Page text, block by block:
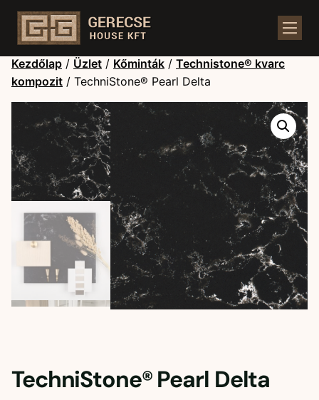
Kezdőlap / Üzlet / Kőminták / Technistone® kvarc
kompozit / TechniStone® Pearl Delta
TechniStone® Pearl Delta